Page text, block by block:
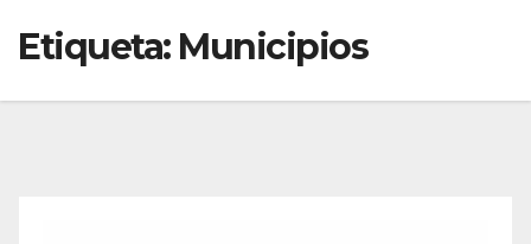
Etiqueta: Municipios